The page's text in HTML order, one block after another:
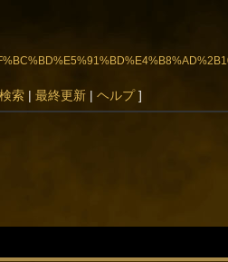
検索| 最終更新| ヘルプ]